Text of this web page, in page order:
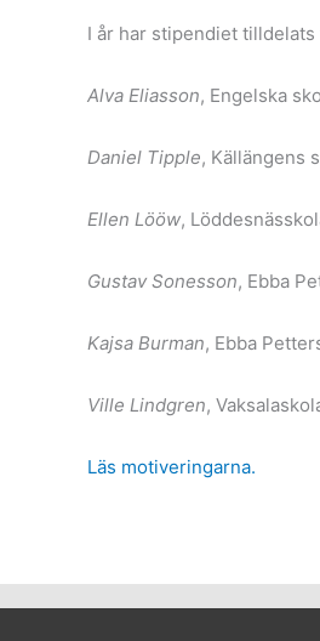
I år har stipendiet
Alva Eliasson, Engelska
Daniel Tipple, Källängens
Ellen Lööw,
Gustav Sonesson, Ebba
Kajsa Burman, Ebba
Ville Lindgren,
Läs motiveringarna.